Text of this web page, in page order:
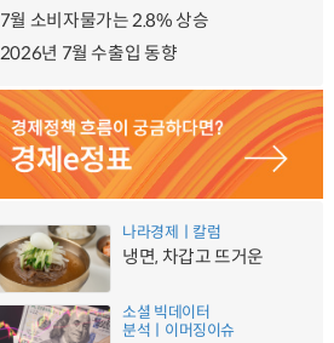
7월 소비자물가는 2.8% 상승
2026년 7월 수출입 동향
나라경제ㅣ칼럼
냉면, 차갑고 뜨거운
소셜 빅데이터
분석ㅣ이머징이슈